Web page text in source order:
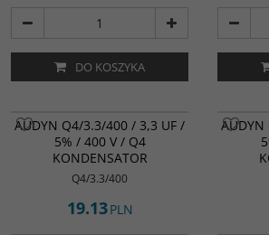
DO KOSZYKA
AUDYN Q4/3.3/400 / 3,3 UF /
5% / 400 V / Q4
KONDENSATOR
Q4/3.3/400
19.13PLN